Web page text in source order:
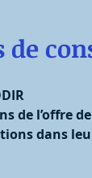
de
de l’offre
dans